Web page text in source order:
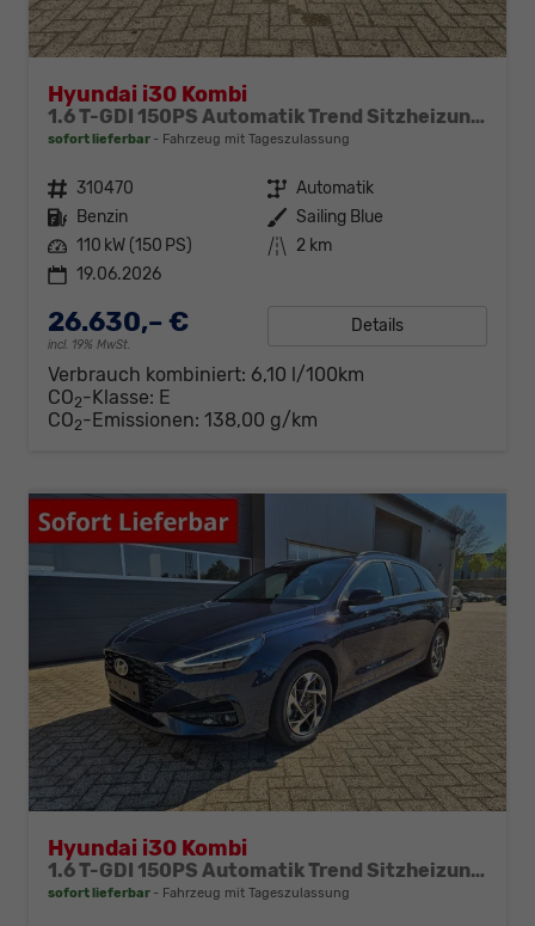
Hyundai i30 Kombi
1.6 T-GDI 150PS Automatik Trend Sitzheizung Lenkradheizung Klimaautomatik PDC v+h Rückf.Kamera Navi Apple CarPlay + Android Auto 16"LM
sofort lieferbar Fahrzeug mit Tageszulassung
Fahrzeugnr. 310470 Getriebe Automatik
Kraftstoff Benzin Außenfarbe Sailing Blue
Leistung 110 kW (150 PS) Kilometerstand 2 km
19.06.2026
26.630,– €
incl. 19% MwSt.
Details
Verbrauch kombiniert: 6,10 l/100km
CO2-Klasse: E
CO2-Emissionen: 138,00 g/km
Hyundai i30 Kombi
1.6 T-GDI 150PS Automatik Trend Sitzheizung Lenkradheizung Klimaautomatik PDC v+h Rückf.Kamera Navi Apple CarPlay + Android Auto 16"LM
sofort lieferbar Fahrzeug mit Tageszulassung